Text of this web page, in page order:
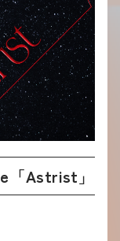
「Astrist」